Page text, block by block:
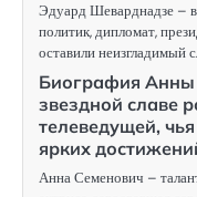
Эдуард Шеварднадзе –
политик, дипломат,
оставили неизгладимый
Биография Анны
звездной славе
телеведущей,
ярких
Анна Семенович –